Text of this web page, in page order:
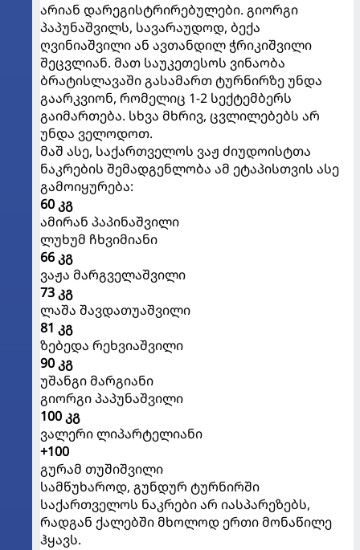
არიან დარეგისტრირებულები. გიორგი
პაპუნაშვილს, სავარაუდოდ, ბექა
ღვინიაშვილი ან ავთანდილ ჭრიკიშვილი
შეცვლიან. მათ საუკეთესოს ვინაობა
ბრატისლავაში გასამართ ტურნირზე უნდა
გაარკვიონ, რომელიც 1-2 სექტემბერს
გაიმართება. სხვა მხრივ, ცვლილებებს არ
უნდა ველოდოთ.
მაშ ასე, საქართველოს ვაჟ ძიუდოისტთა
ნაკრების შემადგენლობა ამ ეტაპისთვის ასე
გამოიყურება:
60 კგ
ამირან პაპინაშვილი
ლუხუმ ჩხვიმიანი
66 კგ
ვაჟა მარგველაშვილი
73 კგ
ლაშა შავდათუაშვილი
81 კგ
ზებედა რეხვიაშვილი
90 კგ
უშანგი მარგიანი
გიორგი პაპუნაშვილი
100 კგ
ვალერი ლიპარტელიანი
+100
გურამ თუშიშვილი
სამწუხაროდ, გუნდურ ტურნირში
საქართველოს ნაკრები არ იასპარეზებს,
რადგან ქალებში მხოლოდ ერთი მონაწილე
ჰყავს.